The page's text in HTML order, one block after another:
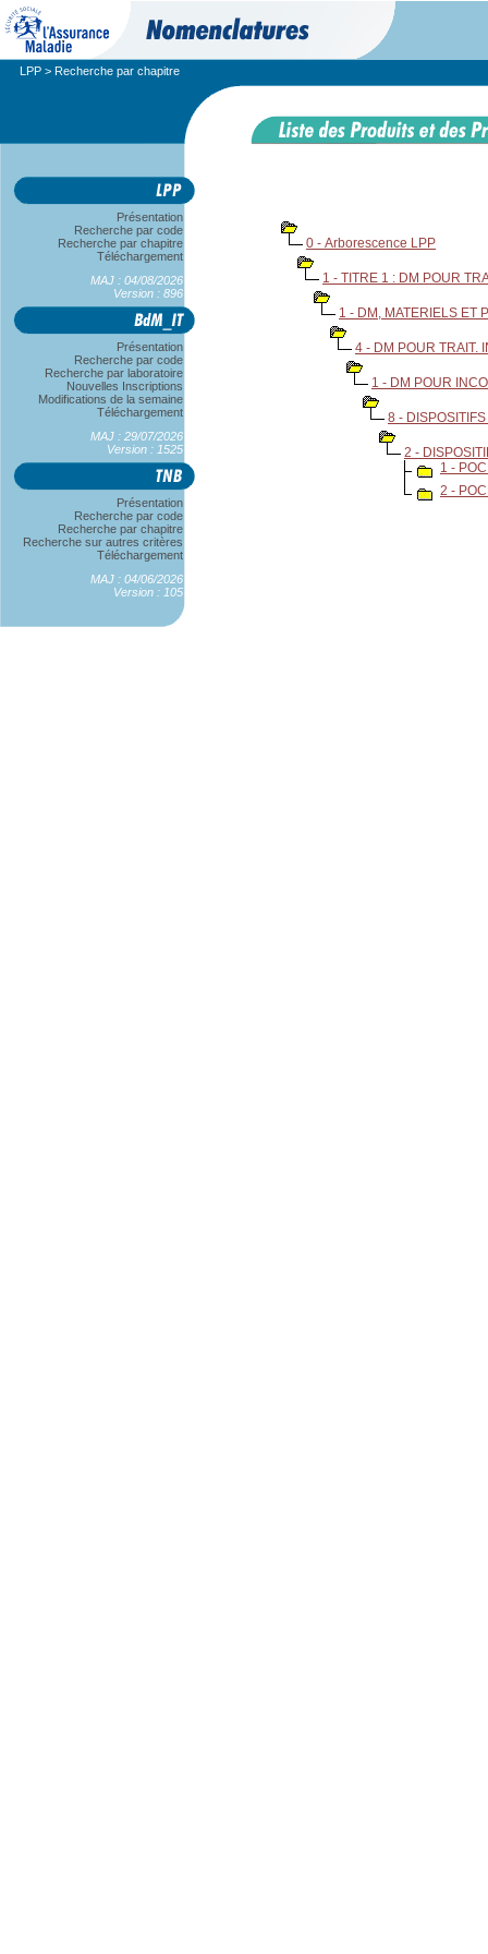
LPP > Recherche par chapitre
Présentation
Recherche par code
Recherche par chapitre
Téléchargement
MAJ : 04/08/2026
Version : 896
Présentation
Recherche par code
Recherche par laboratoire
Nouvelles Inscriptions
Modifications de la semaine
Téléchargement
MAJ : 29/07/2026
Version : 1525
Présentation
Recherche par code
Recherche par chapitre
Recherche sur autres critères
Téléchargement
MAJ : 04/06/2026
Version : 105
0 - Arborescence LPP
1 - TITRE 1 : DM POUR
1 - DM, MATERIELS ET
4 - DM POUR TRAIT.
1 - DM POUR
8 -
2 -
1 -
2 -